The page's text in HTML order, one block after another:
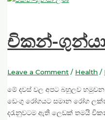
චිකන්-
Leave a Comment / Health /
මේ දවස් වල අපට බහුලව
ඩෙංගු රෝගයට සමාන රෝග
දරැනුවටම ඇති ලෙඩක් තමයි